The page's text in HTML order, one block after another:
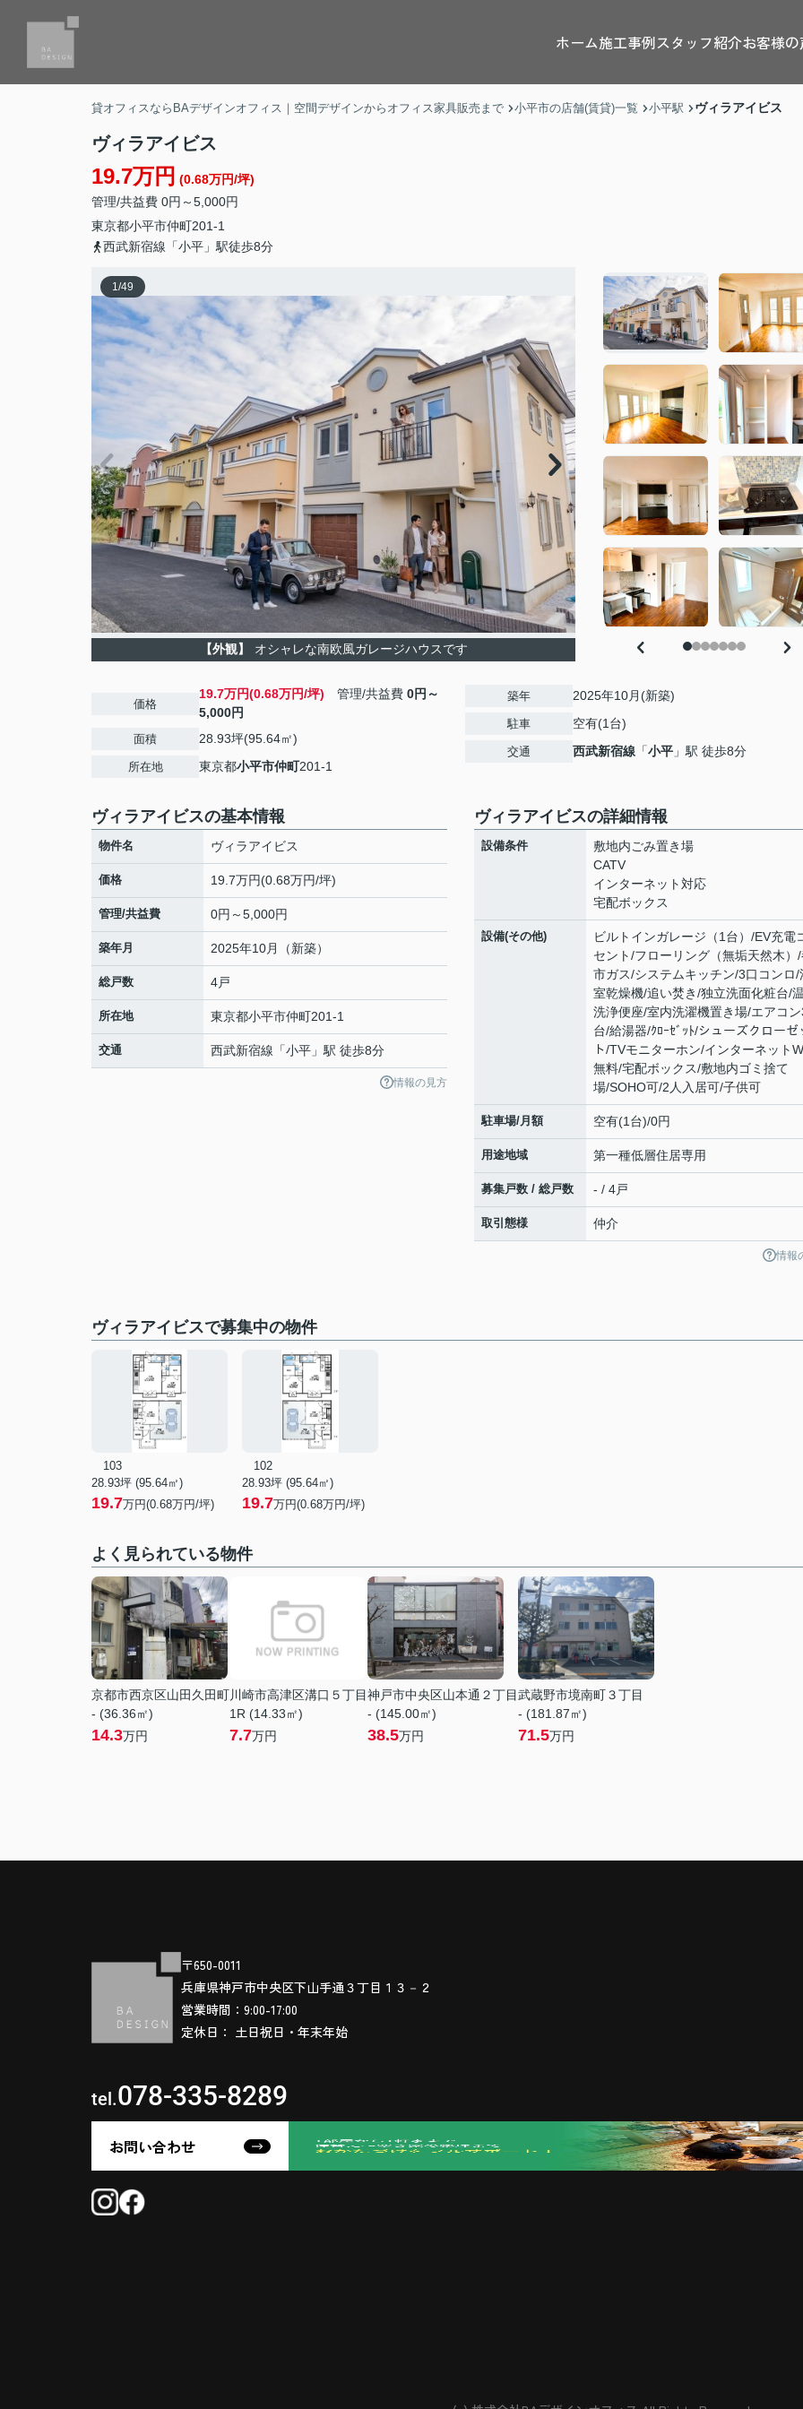
ホーム施工事例スタッフ紹介お客様
貸オフィスならBAデザインオフィス｜空間デザインからオフィス家具販売まで 小平市の店舗(賃貸)一覧 小平駅 ヴィラアイビス
ヴィラアイビス
19.7万円 (0.68万円/坪)
管理/共益費 0円～5,000円
東京都小平市仲町201-1
西武新宿線「小平」駅徒歩8分
1/49
【外観】 オシャレな南欧風ガレージハウスです
価格
19.7万円(0.68万円/坪) 管理/共益費 0円～
5,000円
面積 28.93坪(95.64㎡)
所在地 東京都小平市仲町201-1
築年 2025年10月(新築)
駐車 空有(1台)
交通 西武新宿線 「小平 」駅 徒歩8分
ヴィラアイビスの基本情報
物件名 ヴィラアイビス
価格 19.7万円(0.68万円/坪)
管理/共益費 0円～5,000円
築年月 2025年10月（新築）
総戸数 4戸
所在地 東京都小平市仲町201-1
交通 西武新宿線 「小平 」駅 徒歩8分
情報の見方
ヴィラアイビスの詳細情報
設備条件
敷地内ごみ置き場
CATV
インターネット対応
宅配ボックス
設備(その他)
ビルトインガレージ（1台）/EV充電
セント/フローリング（無垢天然木）
市ガス/システムキッチン/3口コンロ/
室乾燥機/追い焚き/独立洗面化粧台/
洗浄便座/室内洗濯機置き場/エアコ
台/給湯器/ｸﾛｰｾﾞｯﾄ/シューズクローゼ
ト/TVモニターホン/インターネット
無料/宅配ボックス/敷地内ゴミ捨て
場/SOHO可/2人入居可/子供可
駐車場/月額 空有(1台)/0円
用途地域 第一種低層住居専用
募集戸数 / 総戸数 - / 4戸
取引態様 仲介
情報
ヴィラアイビスで募集中の物件
103
28.93坪 (95.64㎡)
19.7万円(0.68万円/坪)
102
28.93坪 (95.64㎡)
19.7万円(0.68万円/坪)
よく見られている物件
京都市西京区山田久田町
- (36.36㎡)
14.3万円
川崎市高津区溝口５丁目
1R (14.33㎡)
7.7万円
神戸市中央区山本通２丁目
- (145.00㎡)
38.5万円
武蔵野市境南町３丁目
- (181.87㎡)
71.5万円
〒650-0011
兵庫県神戸市中央区下山手通３丁目１３－２
営業時間：9:00-17:00
定休日： 土日祝日・年末年始
tel.078-335-8289
お問い合わせ